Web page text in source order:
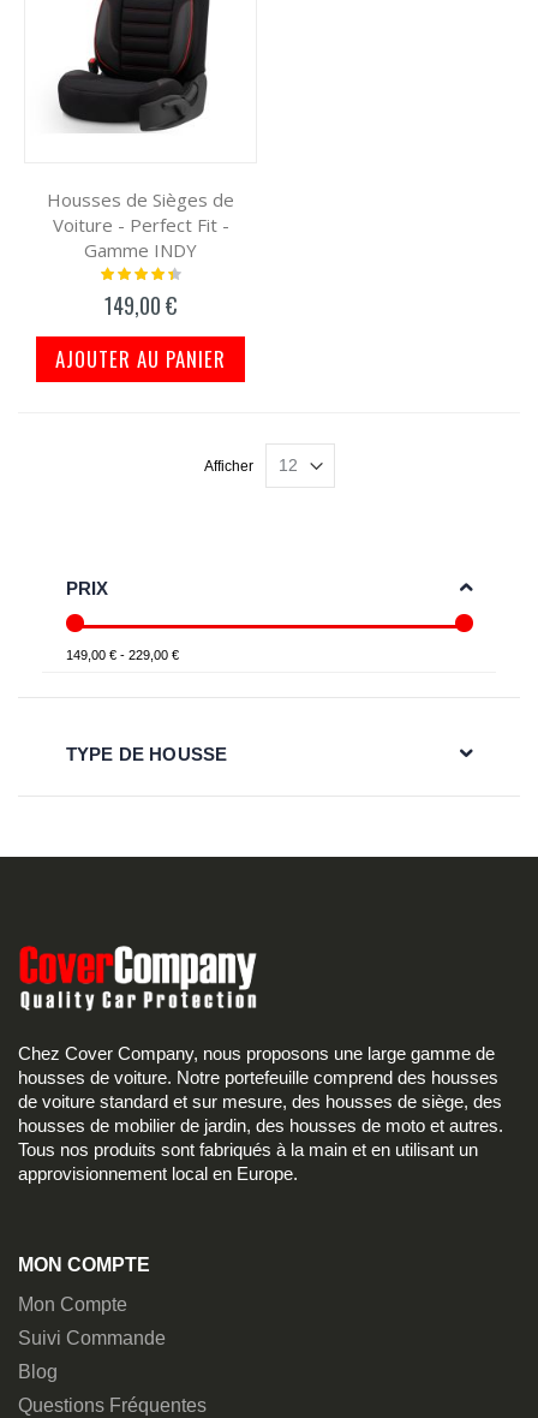
Housses de Sièges de
Voiture - Perfect Fit -
Gamme INDY
Notation:
149,00 €
AJOUTER AU PANIER
Afficher
PRIX
149,00 € - 229,00 €
TYPE DE HOUSSE
Chez Cover Company, nous proposons une large gamme de
housses de voiture. Notre portefeuille comprend des housses
de voiture standard et sur mesure, des housses de siège, des
housses de mobilier de jardin, des housses de moto et autres.
Tous nos produits sont fabriqués à la main et en utilisant un
approvisionnement local en Europe.
MON COMPTE
Mon Compte
Suivi Commande
Blog
Questions Fréquentes